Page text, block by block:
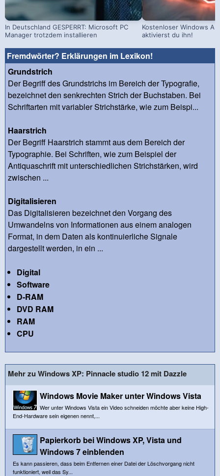
In Deutschland GESPERRT: Microsoft PC
Manager trotzdem installieren
Kostenloser Windows
aktivierst du ihn!
Fremdwörter? Erklärungen im Lexikon!
Grundstrich
Der Begriff des Grundstrichs im Bereich der Typografie,
bezeichnet den senkrechten Strich der Buchstaben. Bei
Schriftarten mit variabler Strichstärke, wie zum Beispi...
Haarstrich
Der Begriff Haarstrich stammt aus dem Bereich der
Typographie. Bei Schriften, wie zum Beispiel der
Antiquaschrift mit unterschiedlichen Strichstärken, wird
zwischen ...
Digitalisieren
Das Digitalisieren bezeichnet den Vorgang des
Umwandelns von Informationen aus einem analogen
Format, in dem Daten als kontinuierliche Signale
dargestellt werden, in ein ...
Digital
Software
D-RAM
DVD RAM
RAM
CPU
Mehr zu Windows XP: Pinnacle studio 12 mit Dazzle
Windows Movie Maker unter Windows Vista
Wer unter Windows Vista ein Video schneiden möchte aber keine High-
End-Hardware sein eigenen nennt,...
Papierkorb bei Windows XP, Vista und
Windows 7 einblenden
Es kann passieren, dass beim Entfernen einer Datei der Löschvorgang nicht
funktioniert, weil das Sy...